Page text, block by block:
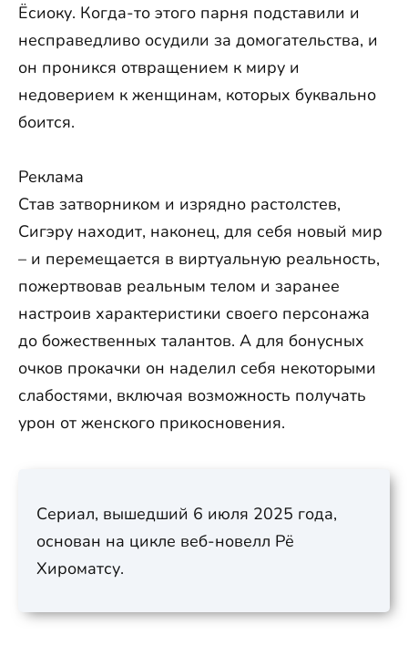
Ёсиоку. Когда-то этого парня подставили и
несправедливо осудили за домогательства, и
он проникся отвращением к миру и
недоверием к женщинам, которых буквально
боится.
Реклама
Став затворником и изрядно растолстев,
Сигэру находит, наконец, для себя новый мир
– и перемещается в виртуальную реальность,
пожертвовав реальным телом и заранее
настроив характеристики своего персонажа
до божественных талантов. А для бонусных
очков прокачки он наделил себя некоторыми
слабостями, включая возможность получать
урон от женского прикосновения.
Сериал, вышедший 6 июля 2025 года,
основан на цикле веб-новелл Рё
Хироматсу.